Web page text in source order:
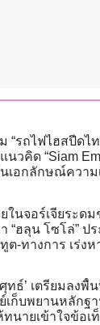
“รถไฟไฮสปีดไ
นวคิด “Siam
เอกลักษณ์ความ
ในจอร์เจียระดม
“ฮลุน โซโล่” ป
ต-ทางการ เร่งห
ศุทธ์’ เตรียมลงพื้
เก็บพยานหลักฐ
ทนายเข้าใจข้อเท็